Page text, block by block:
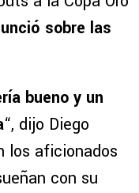
sobre las
bueno y un
“, dijo Diego
los aficionados
con su